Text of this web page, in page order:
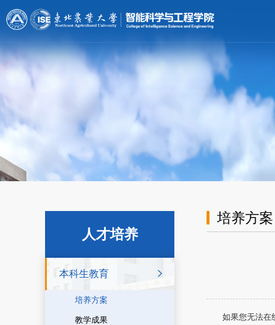
人才培养
本科生教育
培养方案
教学成果
培养方案
如果您无法在